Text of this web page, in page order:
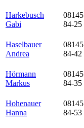
Harkebusch
Gabi
08145
84-25
Haselbauer
Andrea
08145
84-42
Hörmann
Markus
08145
84-35
Hohenauer
Hanna
08145
84-53